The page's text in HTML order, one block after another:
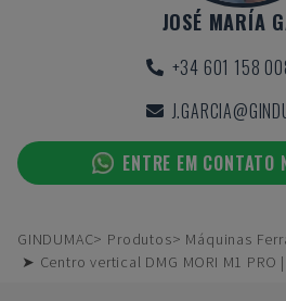
JOSÉ MARÍA
+34 601 158
ENTRE EM CONTATO
GINDUMAC Produtos
Máquinas
➤ Centro vertical DMG MORI M1 PRO